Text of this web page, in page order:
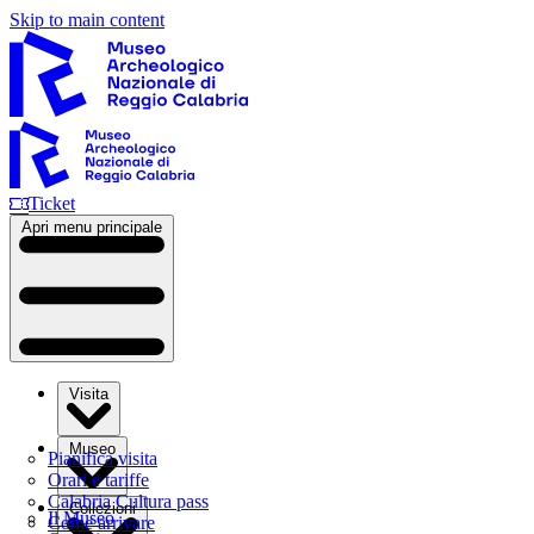
Skip to main content
Ticket
Apri menu principale
Visita
Pianifica visita
Orari e tariffe
Calabria Cultura pass
Come arrivare
Museo
Il Museo
Collezioni